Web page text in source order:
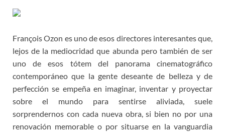
b
o
k
t
e
o
d
o
n
L
i
n
k
a
m
e
e
r
e
s
t
François Ozon es uno de esos directores interesantes que,
lejos de la mediocridad que abunda pero también de ser
uno de esos tótem del panorama cinematográfico
contemporáneo que la gente deseante de belleza y de
perfección se empeña en imaginar, inventar y proyectar
sobre el mundo para sentirse aliviada, suele
sorprendernos con cada nueva obra, si bien no por una
renovación memorable o por situarse en la vanguardia